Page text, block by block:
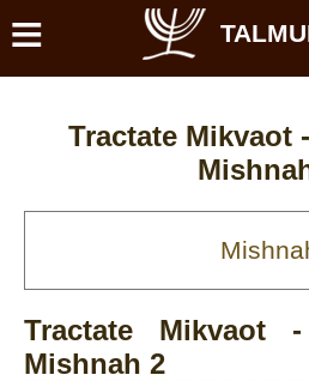
≡
Tractate Mikvaot
Tractate Mikvaot
Mishnah 2